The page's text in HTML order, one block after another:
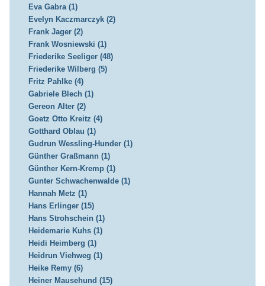
Eva Gabra (1)
Evelyn Kaczmarczyk (2)
Frank Jager (2)
Frank Wosniewski (1)
Friederike Seeliger (48)
Friederike Wilberg (5)
Fritz Pahlke (4)
Gabriele Blech (1)
Gereon Alter (2)
Goetz Otto Kreitz (4)
Gotthard Oblau (1)
Gudrun Wessling-Hunder (1)
Günther Graßmann (1)
Günther Kern-Kremp (1)
Gunter Schwachenwalde (1)
Hannah Metz (1)
Hans Erlinger (15)
Hans Strohschein (1)
Heidemarie Kuhs (1)
Heidi Heimberg (1)
Heidrun Viehweg (1)
Heike Remy (6)
Heiner Mausehund (15)